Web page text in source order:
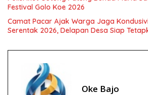
Festival Golo Koe 2026
Camat Pacar Ajak Warga Jaga
Serentak 2026, Delapan Desa Siap
Oke Bajo